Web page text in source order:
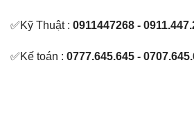
✅Kỹ Thuật : 0911447268 -
✅Kế toán : 0777.645.645 -